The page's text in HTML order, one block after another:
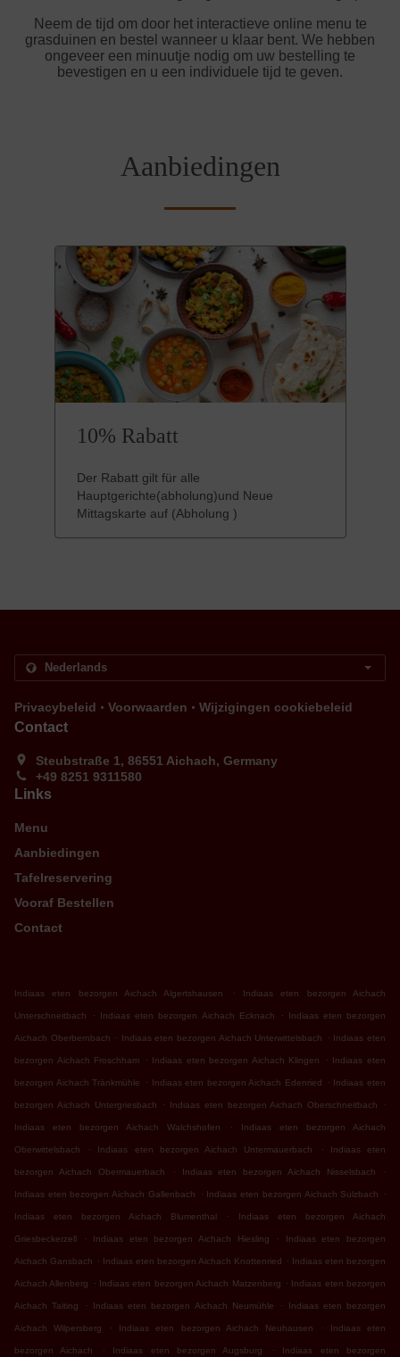
Neem de tijd om door het interactieve online menu te
grasduinen en bestel wanneer u klaar bent. We hebben
ongeveer een minuutje nodig om uw bestelling te
bevestigen en u een individuele tijd te geven.
Aanbiedingen
10% Rabatt
Der Rabatt gilt für alle
Hauptgerichte(abholung)und Neue
Mittagskarte auf (Abholung )
Privacybeleid . Voorwaarden . Wijzigingen cookiebeleid
Contact
Steubstraße 1, 86551 Aichach, Germany
+49 8251 9311580
Links
Menu
Aanbiedingen
Tafelreservering
Vooraf Bestellen
Contact
Indiaas eten bezorgen Aichach Algertshausen . Indiaas eten bezorgen Aichach
Unterschneitbach . Indiaas eten bezorgen Aichach Ecknach . Indiaas eten bezorgen
Aichach Oberbernbach . Indiaas eten bezorgen Aichach Unterwittelsbach . Indiaas eten
bezorgen Aichach Froschham . Indiaas eten bezorgen Aichach Klingen . Indiaas eten
bezorgen Aichach Tränkmühle . Indiaas eten bezorgen Aichach Edenried . Indiaas eten
bezorgen Aichach Untergriesbach . Indiaas eten bezorgen Aichach Oberschneitbach .
Indiaas eten bezorgen Aichach Walchshofen . Indiaas eten bezorgen Aichach
Oberwittelsbach . Indiaas eten bezorgen Aichach Untermauerbach . Indiaas eten
bezorgen Aichach Obermauerbach . Indiaas eten bezorgen Aichach Nisselsbach .
Indiaas eten bezorgen Aichach Gallenbach . Indiaas eten bezorgen Aichach Sulzbach .
Indiaas eten bezorgen Aichach Blumenthal . Indiaas eten bezorgen Aichach
Griesbeckerzell . Indiaas eten bezorgen Aichach Hiesling . Indiaas eten bezorgen
Aichach Gansbach . Indiaas eten bezorgen Aichach Knottenried . Indiaas eten bezorgen
Aichach Allenberg . Indiaas eten bezorgen Aichach Matzenberg . Indiaas eten bezorgen
Aichach Taiting . Indiaas eten bezorgen Aichach Neumühle . Indiaas eten bezorgen
Aichach Wilpersberg . Indiaas eten bezorgen Aichach Neuhausen . Indiaas eten
bezorgen Aichach . Indiaas eten bezorgen Augsburg . Indiaas eten bezorgen